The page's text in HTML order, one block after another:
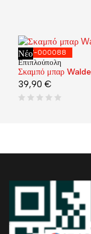
Νέο127-000088
Επιπλούπολη
Σκαμπό μπαρ
39,90 €